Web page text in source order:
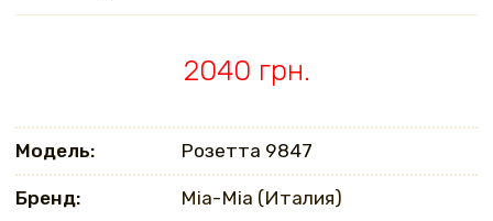
2040 грн.
Модель: Розетта 9847
Бренд: Mia-Mia (Италия)